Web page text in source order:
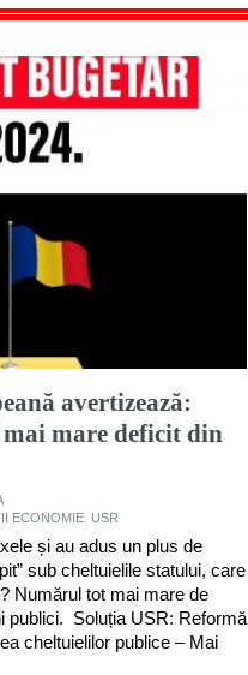
avertizează:
mare deficit din
ECONOMIE, USR
și au adus un plus de
sub cheltuielile statului, care
Numărul tot mai mare de
publici. Soluția USR: Reformă
cheltuielilor publice – Mai